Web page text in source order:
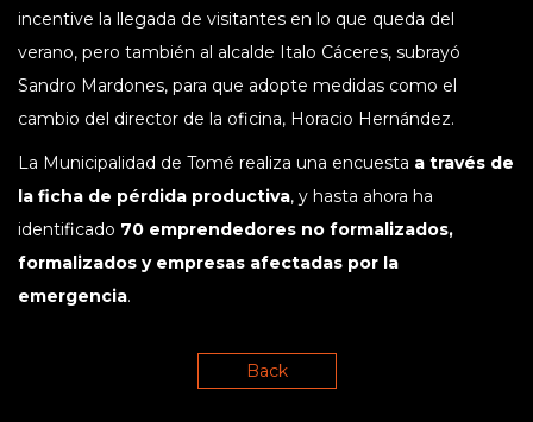
incentive la llegada de visitantes en lo que queda del
verano, pero también al alcalde Italo Cáceres, subrayó
Sandro Mardones, para que adopte medidas como el
cambio del director de la oficina, Horacio Hernández.
La Municipalidad de Tomé realiza una encuesta a través de
la ficha de pérdida productiva, y hasta ahora ha
identificado 70 emprendedores no formalizados,
formalizados y empresas afectadas por la
emergencia.
Back